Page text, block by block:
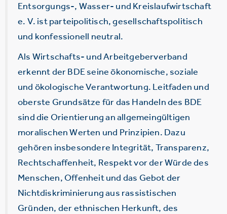
Entsorgungs-, Wasser- und Kreislaufwirtschaft
e. V. ist parteipolitisch, gesellschaftspolitisch
und konfessionell neutral.
Als Wirtschafts- und Arbeitgeberverband
erkennt der BDE seine ökonomische, soziale
und ökologische Verantwortung. Leitfaden und
oberste Grundsätze für das Handeln des BDE
sind die Orientierung an allgemeingültigen
moralischen Werten und Prinzipien. Dazu
gehören insbesondere Integrität, Transparenz,
Rechtschaffenheit, Respekt vor der Würde des
Menschen, Offenheit und das Gebot der
Nichtdiskriminierung aus rassistischen
Gründen, der ethnischen Herkunft, des